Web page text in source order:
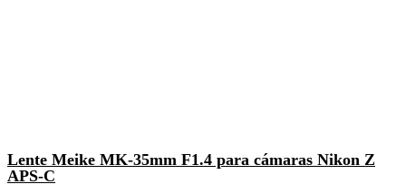
Lente Meike MK-35mm F1.4 para cámaras Nikon Z
APS-C